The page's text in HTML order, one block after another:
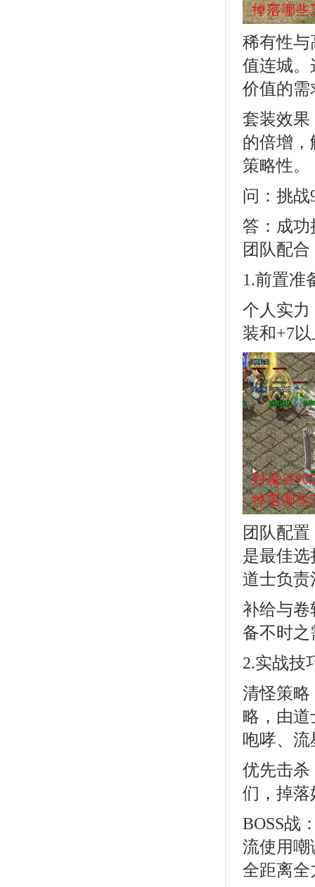
稀有性与
值连城。
价值的需
套装效果
的倍增
策略性。
问：挑战
答：成功
团队配合
1.前置准
个人实力
装和+7
团队配
是最佳
道士负责
补给与卷
备不时之
2.实战技
清怪策略
略，由
咆哮、
优先击杀
们，掉落
BOSS战
流使用嘲
全距离全